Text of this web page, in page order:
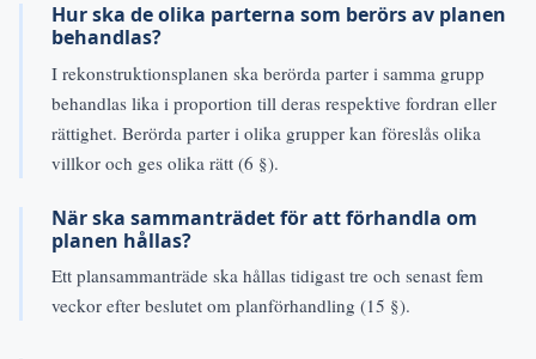
Hur ska de olika parterna som berörs av planen
behandlas?
I rekonstruktionsplanen ska berörda parter i samma grupp
behandlas lika i proportion till deras respektive fordran eller
rättighet. Berörda parter i olika grupper kan föreslås olika
villkor och ges olika rätt (6 §).
När ska sammanträdet för att förhandla om
planen hållas?
Ett plansammanträde ska hållas tidigast tre och senast fem
veckor efter beslutet om planförhandling (15 §).